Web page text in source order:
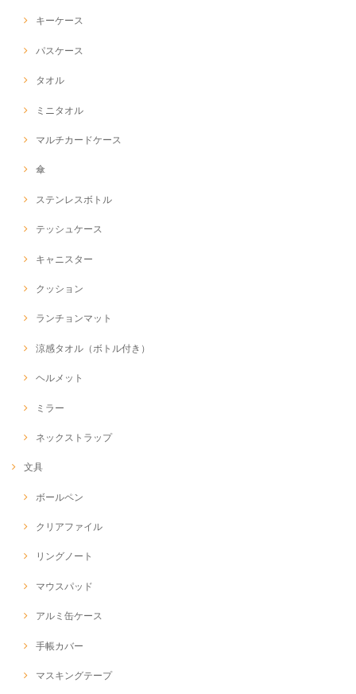
キーケース
パスケース
タオル
ミニタオル
マルチカードケース
傘
ステンレスボトル
テッシュケース
キャニスター
クッション
ランチョンマット
涼感タオル（ボトル付き）
ヘルメット
ミラー
ネックストラップ
文具
ボールペン
クリアファイル
リングノート
マウスパッド
アルミ缶ケース
手帳カバー
マスキングテープ